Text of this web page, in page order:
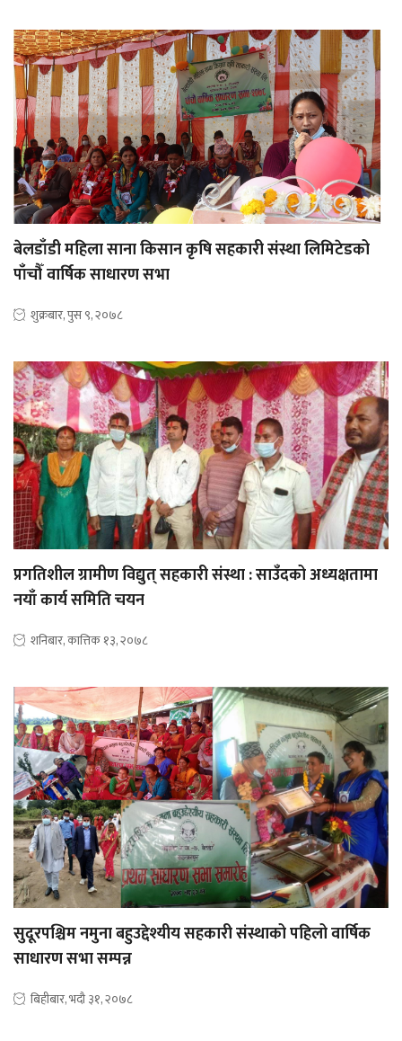
बेलडाँडी महिला साना किसान कृषि सहकारी संस्था लिमिटेडको
पाँचौँ वार्षिक साधारण सभा
शुक्रबार, पुस ९, २०७८
प्रगतिशील ग्रामीण विद्युत् सहकारी संस्था : साउँदको अध्यक्षतामा
नयाँ कार्य समिति चयन
शनिबार, कात्तिक १३, २०७८
सुदूरपश्चिम नमुना बहुउद्देश्यीय सहकारी संस्थाको पहिलो वार्षिक
साधारण सभा सम्पन्न
बिहीबार, भदौ ३१, २०७८